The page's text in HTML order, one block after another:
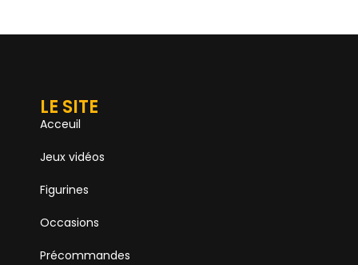
LE SITE
Acceuil
Jeux vidéos
Figurines
Occasions
Précommandes